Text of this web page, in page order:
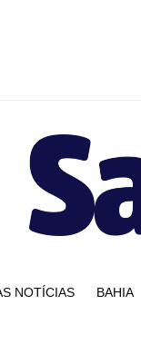
NOTÍCIAS BAHIA